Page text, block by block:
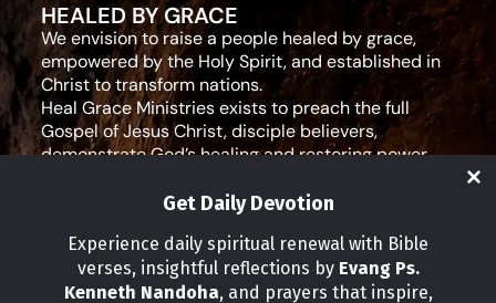
Get Daily Devotion
Experience daily spiritual renewal with Bible
verses, insightful reflections by Evang Ps.
Kenneth Nandoha, and prayers that inspire,
HEALED BY GRACE
We envision to raise a people healed by grace,
empowered by the Holy Spirit, and established in
Christ to transform nations.
Heal Grace Ministries exists to preach the full
Gospel of Jesus Christ, disciple believers,
demonstrate God’s healing and restoring power,
IMPORTANT LINKS